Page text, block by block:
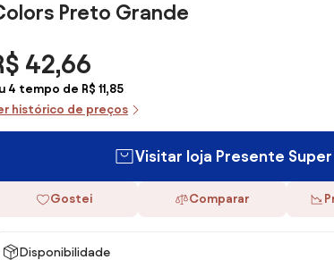
Preto Grande
42,66
4 tempo de R$ 11,85
histórico de preços
Visitar loja Presente Super
Gostei Comparar
Disponibilidade